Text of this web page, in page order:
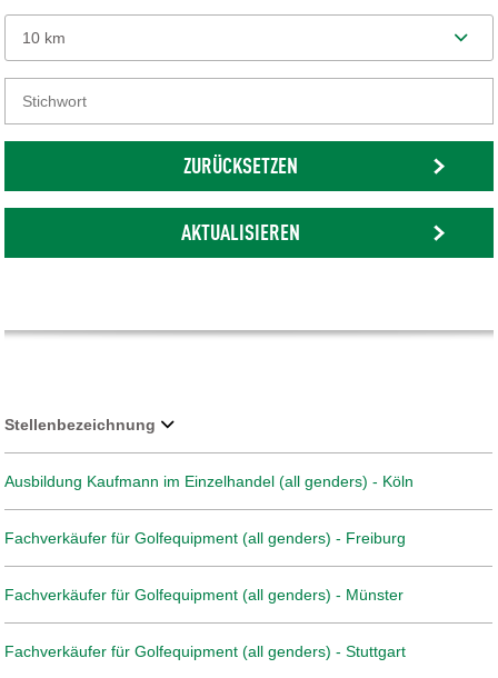
10 km
ZURÜCKSETZEN
AKTUALISIEREN
Stellenbezeichnung
Ausbildung Kaufmann im Einzelhandel (all genders) - Köln
Fachverkäufer für Golfequipment (all genders) - Freiburg
Fachverkäufer für Golfequipment (all genders) - Münster
Fachverkäufer für Golfequipment (all genders) - Stuttgart